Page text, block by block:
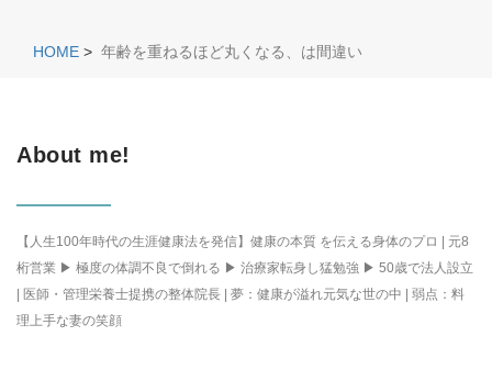
HOME > 年齢を重ねるほど丸くなる、は間違い
About me!
【人生100年時代の生涯健康法を発信】健康の本質 を伝える身体のプロ | 元8
桁営業 ▶ 極度の体調不良で倒れる ▶ 治療家転身し猛勉強 ▶ 50歳で法人設立
| 医師・管理栄養士提携の整体院長 | 夢：健康が溢れ元気な世の中 | 弱点：料
理上手な妻の笑顔